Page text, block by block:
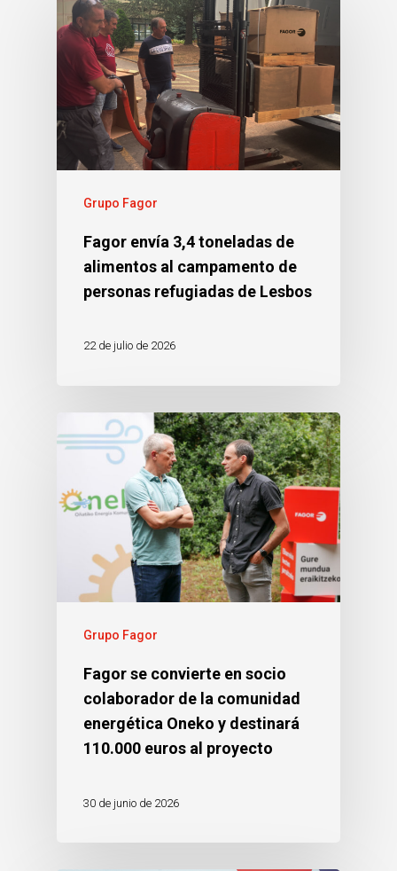
Grupo Fagor
Fagor envía 3,4 toneladas de
alimentos al campamento de
personas refugiadas de Lesbos
22 de julio de 2026
Grupo Fagor
Fagor se convierte en socio
colaborador de la comunidad
energética Oneko y destinará
110.000 euros al proyecto
30 de junio de 2026